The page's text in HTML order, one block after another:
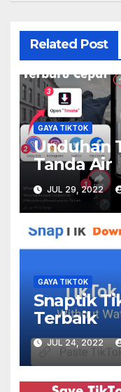
Related Post
GAYA TIKTOK
Unduhan
Tanda Air
JUL 29, 2022
GAYA TIKTOK
Snaptik
Terbaik
JUL 24, 2022